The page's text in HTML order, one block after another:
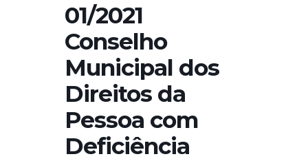
01/2021
Conselho
Municipal dos
Direitos da
Pessoa com
Deficiência